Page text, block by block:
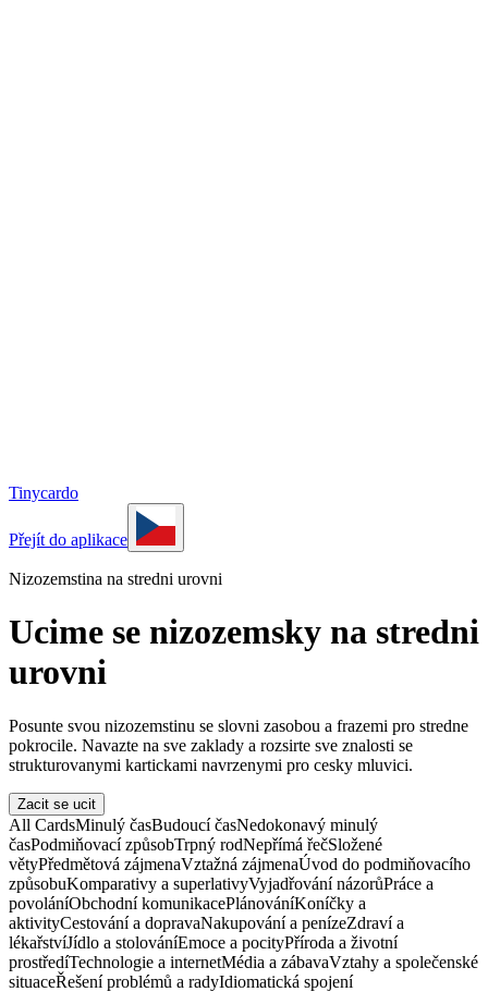
Tinycardo
Přejít do aplikace
Nizozemstina na stredni urovni
Ucime se nizozemsky na stredni
urovni
Posunte svou nizozemstinu se slovni zasobou a frazemi pro stredne
pokrocile. Navazte na sve zaklady a rozsirte sve znalosti se
strukturovanymi kartickami navrzenymi pro cesky mluvici.
Zacit se ucit
All CardsMinulý časBudoucí časNedokonavý minulý
časPodmiňovací způsobTrpný rodNepřímá řečSložené
větyPředmětová zájmenaVztažná zájmenaÚvod do podmiňovacího
způsobuKomparativy a superlativyVyjadřování názorůPráce a
povoláníObchodní komunikacePlánováníKoníčky a
aktivityCestování a dopravaNakupování a penízeZdraví a
lékařstvíJídlo a stolováníEmoce a pocityPříroda a životní
prostředíTechnologie a internetMédia a zábavaVztahy a společenské
situaceŘešení problémů a radyIdiomatická spojení